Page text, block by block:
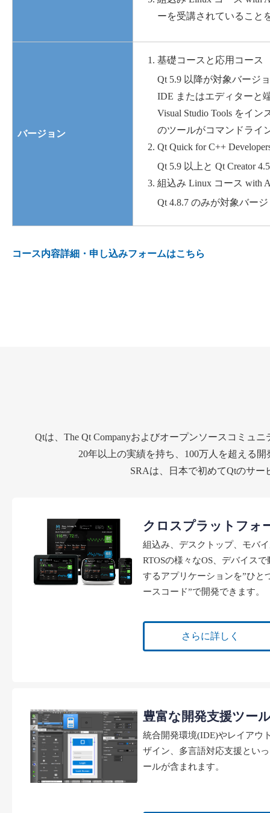
ーを受講されていること
バージョン
基礎コースと応用コース
Qt 5.9 以降が対象バージ
IDE またはエディターと
Visual Studio Tools をイ
のツールがコマンドライ
Qt Quick for C++
Qt 5.9 以上と Qt Creator
組込み Linux コース with
Qt 4.8.7 のみが対象バー
コース内容詳細・申し込みフォームはこちら
Qtは、The Qt Companyおよびオープンソースコミュ
20年以上の実績を持ち、100万人を超える
SRAは、日本で初めてQtのサ
クロスプラットフォ
組込み、デスクトップ、モバ
RTOSの様々なOS、デバイスで
するアプリケーションを”ひと
ースコード”で開発できます。
さらに詳しく
豊富な開発支援ツー
統合開発環境(IDE)やレイアウ
ザイン、多言語対応支援とい
ールが含まれます。